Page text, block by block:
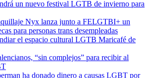
un nuevo festival LGTB de invierno para
Nyx lanza junto a FELGTBI+ un
para personas trans desempleadas
el espacio cultural LGTB Maricafé de
“sin complejos” para recibir al
ha donado dinero a causas LGBT por